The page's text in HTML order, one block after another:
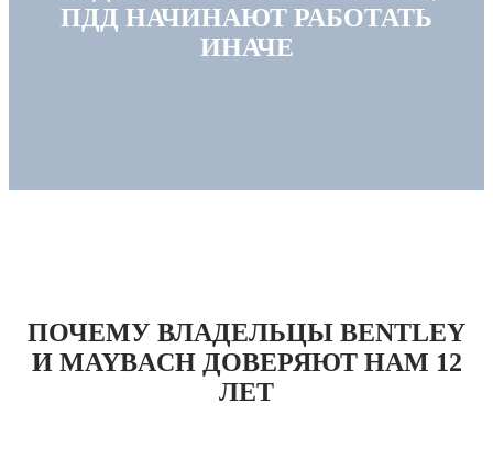
ПДД НАЧИНАЮТ РАБОТАТЬ
ИНАЧЕ
ПОЧЕМУ ВЛАДЕЛЬЦЫ BENTLEY
И MAYBACH ДОВЕРЯЮТ НАМ 12
ЛЕТ